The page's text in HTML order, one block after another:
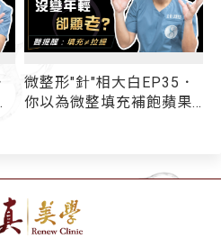
微整形"針"相大白EP35．
你以為微整填充補飽蘋果